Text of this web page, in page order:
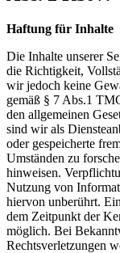
Haftung für Inhalte
Die Inhalte unserer
die Richtigkeit,
wir jedoch keine
gemäß § 7 Abs.1
den allgemeinen
sind wir als
oder gespeicherte
Umständen zu
hinweisen.
Nutzung von
hiervon unberührt.
dem Zeitpunkt der
möglich. Bei
Rechtsverletzungen